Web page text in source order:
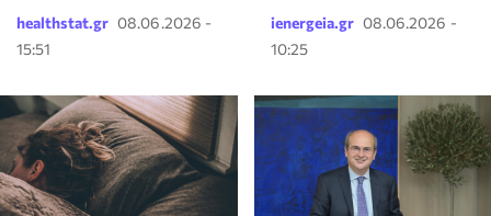
healthstat.gr 08.06.2026 -
15:51
ienergeia.gr 08.06.2026 -
10:25